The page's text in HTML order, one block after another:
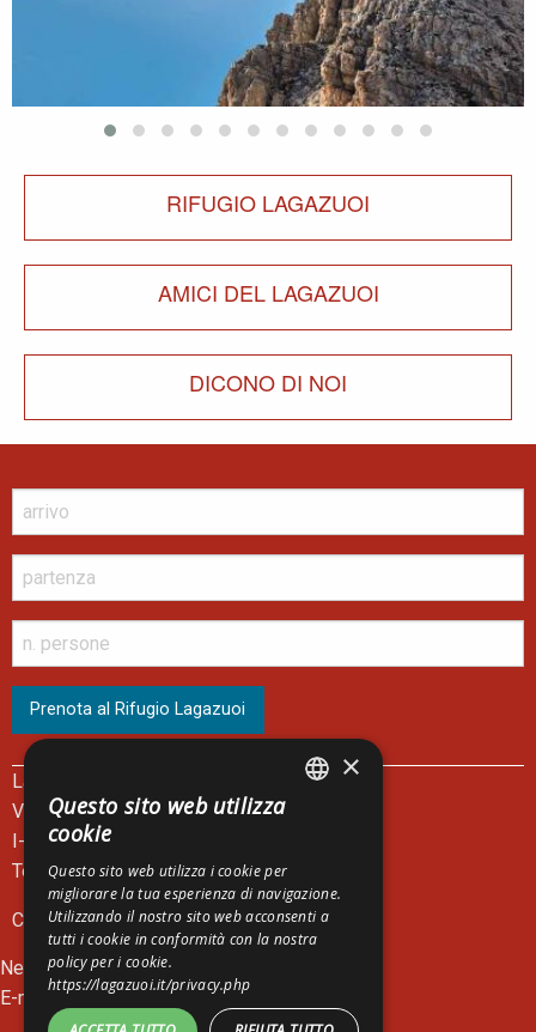
RIFUGIO LAGAZUOI
AMICI DEL LAGAZUOI
DICONO DI NOI
Lagazuoi Spa
Via del Mercato, 14
I-32043 Cortina d'Ampezzo - BL
Telefono Biglietteria +39 0436 867301
C.F. e P.I. 00083390252
News
E-mail:lagazuoi@lagazuoi.it
GERMAN
×
Questo sito web utilizza
cookie
Questo sito web utilizza i cookie per
migliorare la tua esperienza di navigazione.
Utilizzando il nostro sito web acconsenti a
tutti i cookie in conformità con la nostra
policy per i cookie.
https://lagazuoi.it/privacy.php